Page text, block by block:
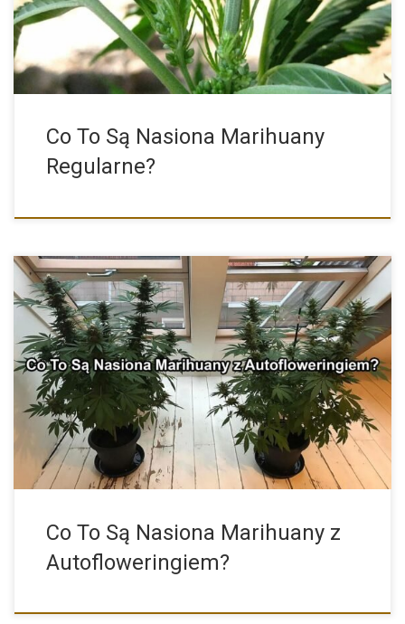
Co To Są Nasiona Marihuany
Regularne?
Cannabis Ruderalis jest rośliną szczególną. Od konopi indyjskiej i
siewnej […]
Co To Są Nasiona Marihuany z
Autofloweringiem?